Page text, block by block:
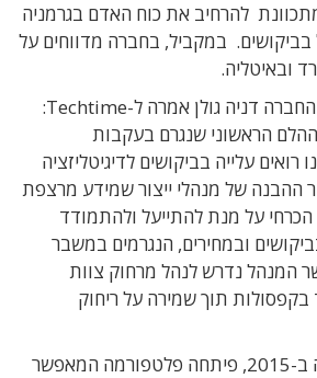
להרחיב את כוח האדם בגרמניה
בביקושים. במקביל, בחברה מדווחים על
ובאיטליה.
סמנכ"לית השיווק של החברה דניה גולן אמרה ל-Techtime:
הראשוני שנגרם בעקבות
עלייה בביקושים לדיגיטליזציה
ההבנה של מנהלי ייצור שמידע מרצפת
הכרחי על מנת להתייעל ולהתמודד
ובמחירים, הנגרמים במשבר
המנהל נדרש לנהל מרחוק צוות
תוך שמירה על ריחוק
3d Signals, שהוקמה ב-2015, פיתחה פלטפורמה המאפשר